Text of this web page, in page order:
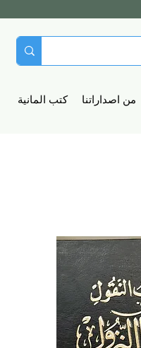
كتب المانية من اصداراتنا